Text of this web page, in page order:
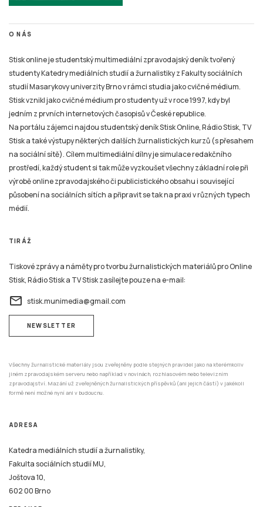
O NÁS
Stisk online je studentský multimediální zpravodajský deník tvořený
studenty Katedry mediálních studií a žurnalistiky z Fakulty sociálních
studií Masarykovy univerzity Brno v rámci studia jako cvičné médium.
Stisk vznikl jako cvičné médium pro studenty už v roce 1997, kdy byl
jedním z prvních internetových časopisů v České republice.
Na portálu zájemci najdou studentský deník Stisk Online, Rádio Stisk, TV
Stisk a také výstupy některých dalších žurnalistických kurzů (s přesahem
na sociální sítě). Cílem multimediální dílny je simulace redakčního
prostředí, každý student si tak může vyzkoušet všechny základní role při
výrobě online zpravodajského či publicistického obsahu i související
působení na sociálních sítích a připravit se tak na praxi v různých typech
médií.
TIRÁŽ
Tiskové zprávy a náměty pro tvorbu žurnalistických materiálů pro Online
Stisk, Rádio Stisk a TV Stisk zasílejte pouze na e-mail:
email stisk.munimedia@gmail.com
NEWSLETTER
Všechny žurnalistické materiály jsou zveřejněny podle stejných pravidel jako na kterémkoliv
jiném zpravodajském serveru nebo například v novinách, rozhlasovém nebo televizním
zpravodajství. Mazání už zveřejněných žurnalistických příspěvků (ani jejich částí) v jakékoli
formě není možné nyní ani v budoucnu.
ADRESA
Katedra mediálních studií a žurnalistiky,
Fakulta sociálních studií MU,
Joštova 10,
602 00 Brno